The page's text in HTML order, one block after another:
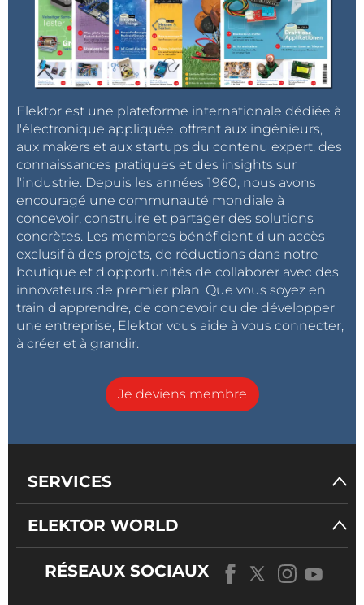
Elektor est une plateforme internationale dédiée à
l'électronique appliquée, offrant aux ingénieurs,
aux makers et aux startups du contenu expert, des
connaissances pratiques et des insights sur
l'industrie. Depuis les années 1960, nous avons
encouragé une communauté mondiale à
concevoir, construire et partager des solutions
concrètes. Les membres bénéficient d'un accès
exclusif à des projets, de réductions dans notre
boutique et d'opportunités de collaborer avec des
innovateurs de premier plan. Que vous soyez en
train d'apprendre, de concevoir ou de développer
une entreprise, Elektor vous aide à vous connecter,
à créer et à grandir.
Je deviens membre
SERVICES
ELEKTOR WORLD
RÉSEAUX SOCIAUX